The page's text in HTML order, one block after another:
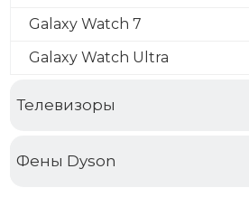
Galaxy Watch 7
Galaxy Watch Ultra
Телевизоры
Фены Dyson